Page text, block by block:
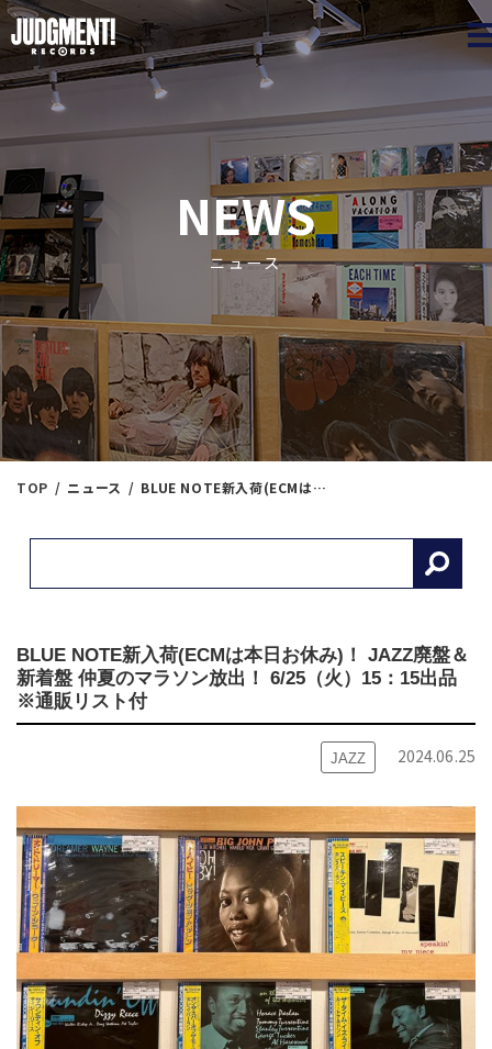
NEWS
ニュース
TOP ニュース BLUE NOTE新入荷(ECMは本日お休み)！ JAZZ廃盤＆新着盤 仲夏のマラソン放出！ 6/25（火）15：15出品 ※通販リスト付
BLUE NOTE新入荷(ECMは本日お休み)！ JAZZ廃盤＆
新着盤 仲夏のマラソン放出！ 6/25（火）15：15出品
※通販リスト付
JAZZ 2024.06.25